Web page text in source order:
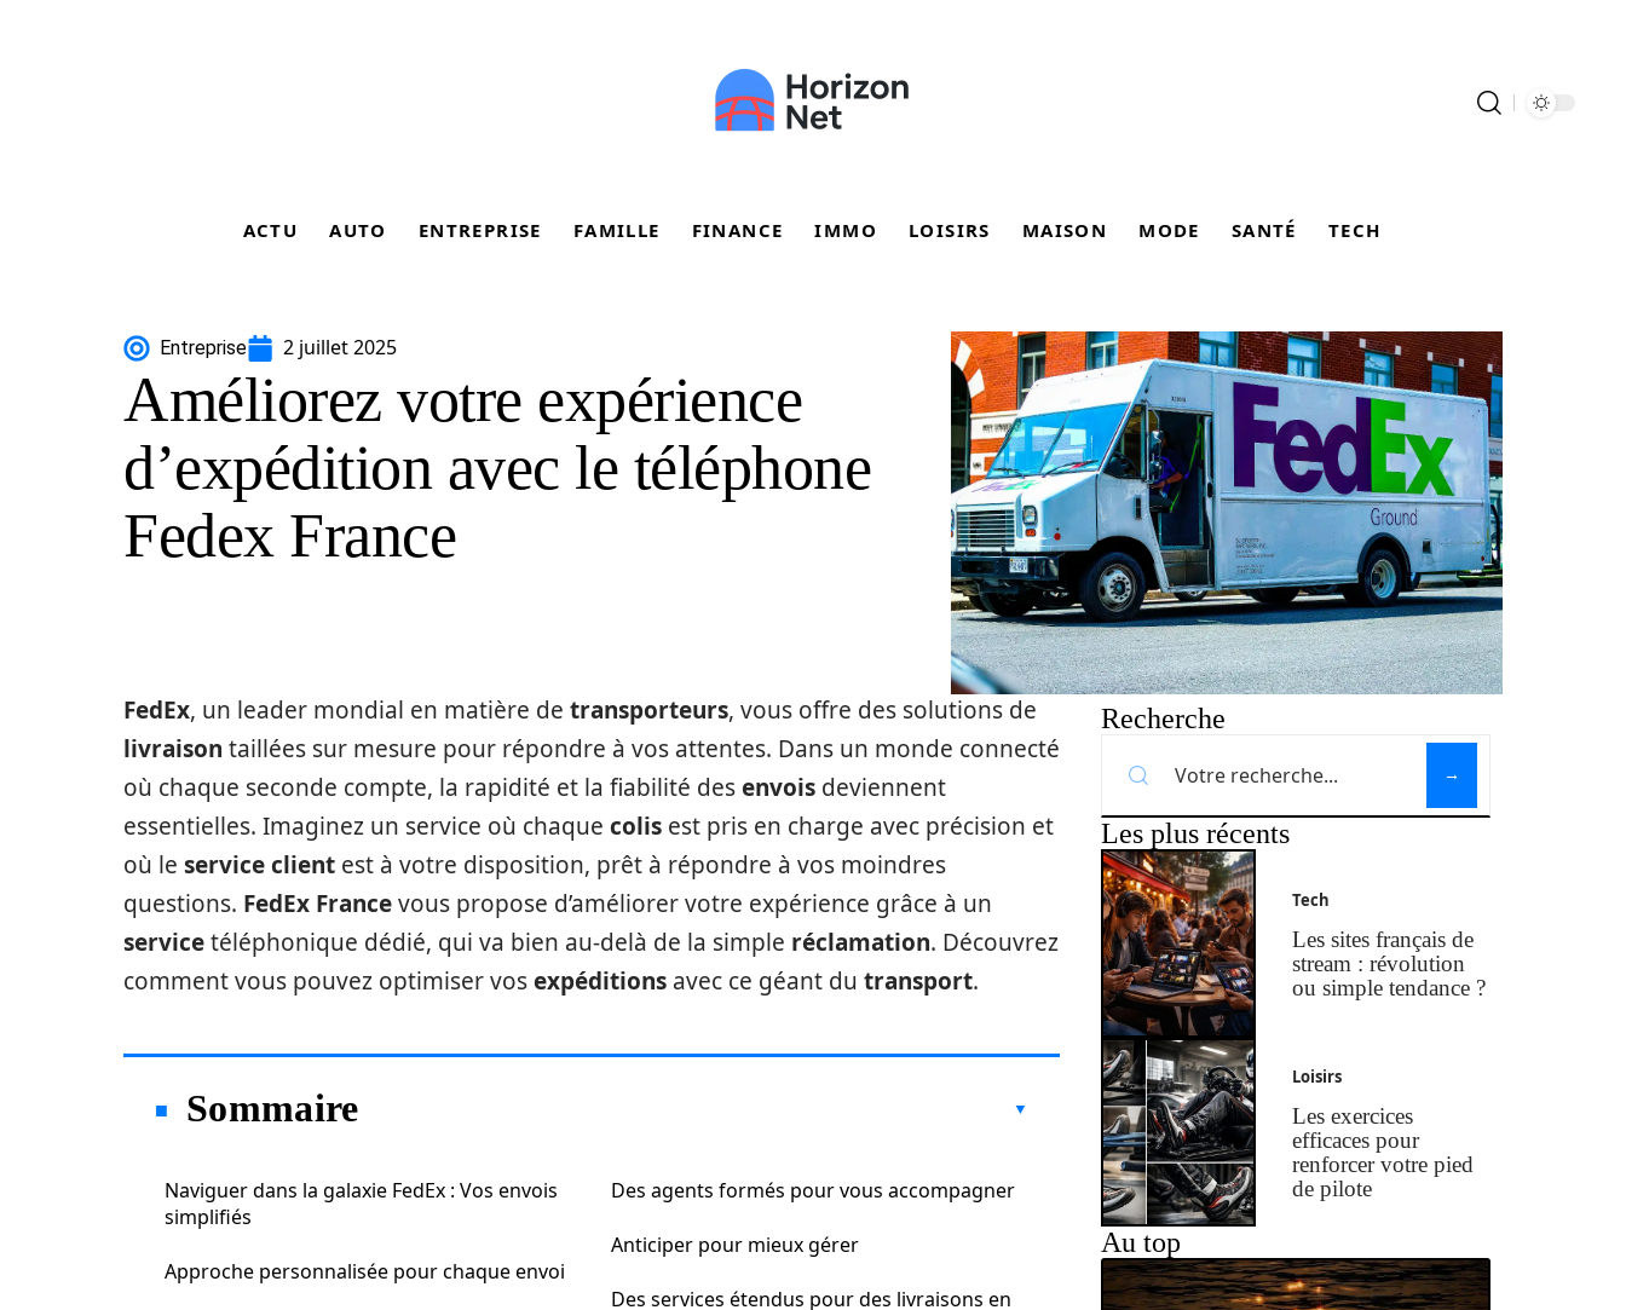
ACTU AUTO ENTREPRISE FAMILLE FINANCE IMMO LOISIRS MAISON MODE SANTÉ TECH
Entreprise 2 juillet 2025
Améliorez votre expérience
d’expédition avec le téléphone
Fedex France
FedEx, un leader mondial en matière de transporteurs, vous offre des solutions de
livraison taillées sur mesure pour répondre à vos attentes. Dans un monde connecté
où chaque seconde compte, la rapidité et la fiabilité desenvois deviennent
essentielles. Imaginez un service où chaque colis est pris en charge avec précision et
où le service client est à votre disposition, prêt à répondre à vos moindres
questions. FedEx Francevous propose d’améliorer votre expérience grâce à un
servicetéléphonique dédié, qui va bien au-delà de la simple réclamation. Découvrez
comment vous pouvez optimiser vosexpéditions avec ce géant du transport.
Sommaire
Naviguer dans la galaxie FedEx : Vos envois
simplifiés
Approche personnalisée pour chaque envoi
Des agents formés pour vous accompagner
Anticiper pour mieux gérer
Des services étendus pour des livraisons en
Recherche
Les plus récents
Tech
Les sites français de
stream : révolution
ou simple tendance ?
Loisirs
Les exercices
efficaces pour
renforcer votre pied
de pilote
Au top